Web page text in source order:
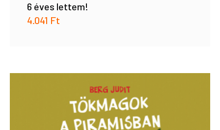
6 éves lettem!
4.041 Ft